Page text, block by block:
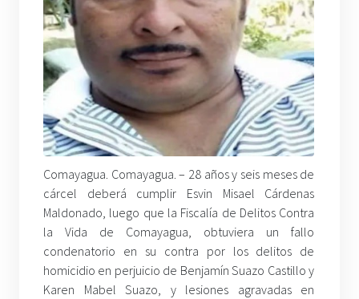
Comayagua. Comayagua. – 28 años y seis meses de
cárcel deberá cumplir Esvin Misael Cárdenas
Maldonado, luego que la Fiscalía de Delitos Contra
la Vida de Comayagua, obtuviera un fallo
condenatorio en su contra por los delitos de
homicidio en perjuicio de Benjamín Suazo Castillo y
Karen Mabel Suazo, y lesiones agravadas en